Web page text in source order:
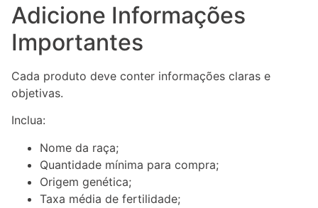
Adicione Informações
Importantes
Cada produto deve conter informações claras e
objetivas.
Inclua:
Nome da raça;
Quantidade mínima para compra;
Origem genética;
Taxa média de fertilidade;